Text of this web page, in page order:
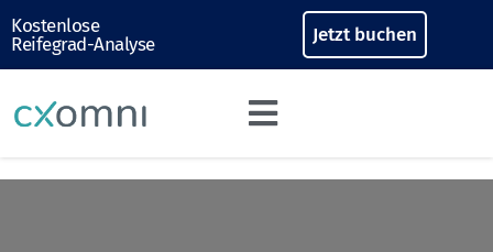
Kostenlose
Reifegrad-Analyse
Jetzt buchen